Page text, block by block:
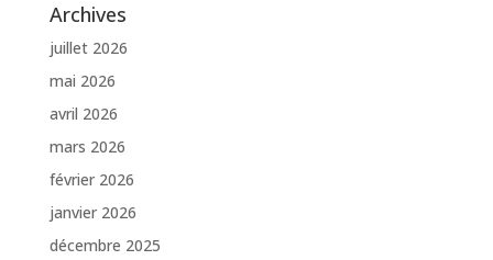
Archives
juillet 2026
mai 2026
avril 2026
mars 2026
février 2026
janvier 2026
décembre 2025